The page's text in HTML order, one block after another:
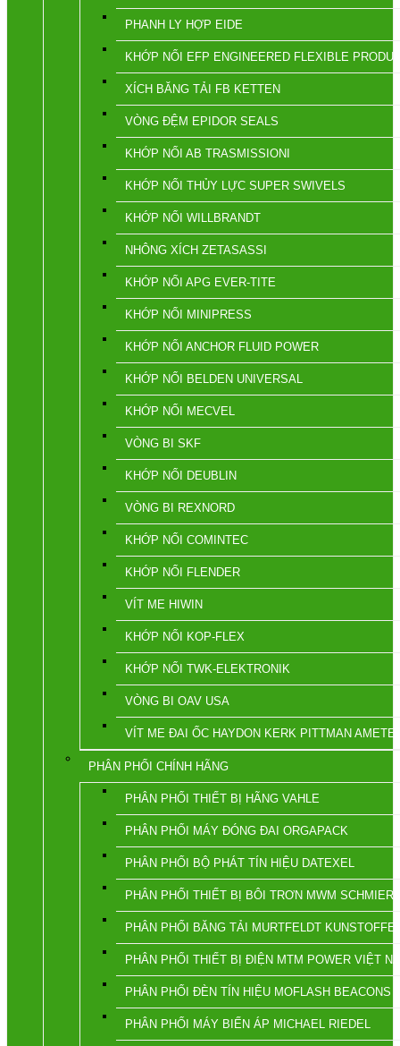
PHANH LY HỢP EIDE
KHỚP NỐI EFP ENGINEERED FLEXIBLE
XÍCH BĂNG TẢI FB KETTEN
VÒNG ĐỆM EPIDOR SEALS
KHỚP NỐI AB TRASMISSIONI
KHỚP NỐI THỦY LỰC SUPER SWIVELS
KHỚP NỐI WILLBRANDT
NHÔNG XÍCH ZETASASSI
KHỚP NỐI APG EVER-TITE
KHỚP NỐI MINIPRESS
KHỚP NỐI ANCHOR FLUID POWER
KHỚP NỐI BELDEN UNIVERSAL
KHỚP NỐI MECVEL
VÒNG BI SKF
KHỚP NỐI DEUBLIN
VÒNG BI REXNORD
KHỚP NỐI COMINTEC
KHỚP NỐI FLENDER
VÍT ME HIWIN
KHỚP NỐI KOP-FLEX
KHỚP NỐI TWK-ELEKTRONIK
VÒNG BI OAV USA
VÍT ME ĐAI ỐC HAYDON KERK PITTMAN
PHÂN PHỐI CHÍNH HÃNG
PHÂN PHỐI THIẾT BỊ HÃNG VAHLE
PHÂN PHỐI MÁY ĐÓNG ĐAI ORGAPACK
PHÂN PHỐI BỘ PHÁT TÍN HIỆU DATEXEL
PHÂN PHỐI THIẾT BỊ BÔI TRƠN MWM
PHÂN PHỐI BĂNG TẢI MURTFELDT KUNSTOFFE
PHÂN PHỐI THIẾT BỊ ĐIỆN MTM POWER VIỆT
PHÂN PHỐI ĐÈN TÍN HIỆU MOFLASH BEACONS
PHÂN PHỐI MÁY BIẾN ÁP MICHAEL RIEDEL